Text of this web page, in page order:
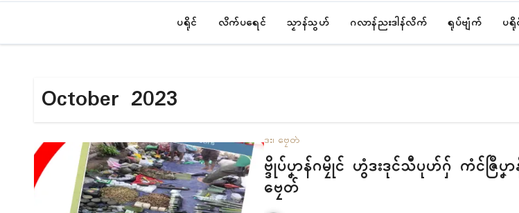
ပရိုၚ် လိက်ပရေၚ် သၟာန်သွဟ် ဂလာန်ညးဒါန်လိက် ရုပ်ဗျံက် ပ
October 2023
ဒး၊ ဗၠေတ်
ဗ္ဒိုပ်ပၞာန်ဂမၠိုၚ် ဟွံဒးဒုၚ်သီပုဟ်ဂှ် ကံၚ်ဇြဳပၞာ
ဗၠေတ်